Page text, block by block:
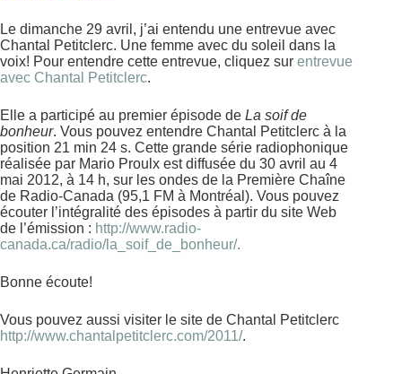
Le dimanche 29 avril, j’ai entendu une entrevue avec
Chantal Petitclerc. Une femme avec du soleil dans la
voix! Pour entendre cette entrevue, cliquez sur entrevue
avec Chantal Petitclerc.
Elle a participé au premier épisode de La soif de
bonheur. Vous pouvez entendre Chantal Petitclerc à la
position 21 min 24 s. Cette grande série radiophonique
réalisée par Mario Proulx est diffusée du 30 avril au 4
mai 2012, à 14 h, sur les ondes de la Première Chaîne
de Radio-Canada (95,1 FM à Montréal). Vous pouvez
écouter l’intégralité des épisodes à partir du site Web
de l’émission : http://www.radio-
canada.ca/radio/la_soif_de_bonheur/.
Bonne écoute!
Vous pouvez aussi visiter le site de Chantal Petitclerc
http://www.chantalpetitclerc.com/2011/.